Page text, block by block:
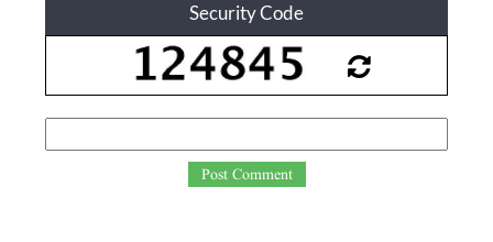
Security Code
Post Comment